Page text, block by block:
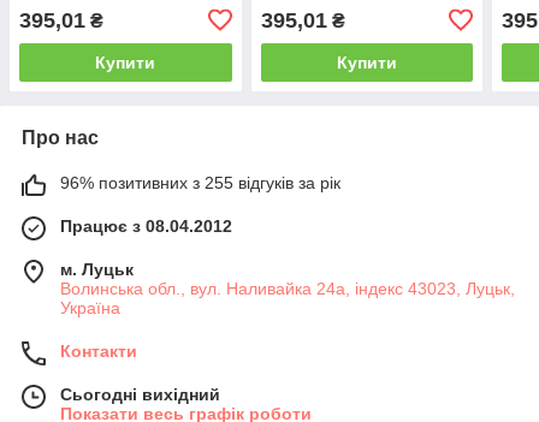
395,01 ₴
Купити
395,01₴
Купити
Про нас
96% позитивних з 255 відгуків за рік
Працює з 08.04.2012
м. Луцьк
Волинська обл., вул. Наливайка 24а, індекс 43023, Луцьк,
Україна
Контакти
Сьогодні вихідний
Показати весь графік роботи